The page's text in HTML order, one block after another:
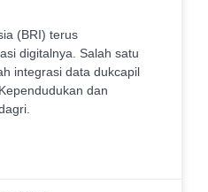
(BRI) terus
digitalnya. Salah satu
integrasi data dukcapil
dan